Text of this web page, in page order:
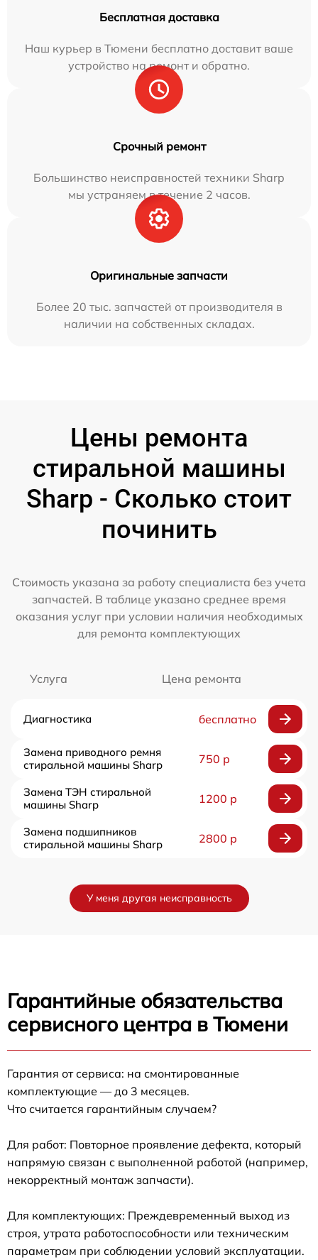
Бесплатная доставка
Наш курьер в Тюмени бесплатно доставит ваше
устройство на ремонт и обратно.
Срочный ремонт
Большинство неисправностей техники Sharp
мы устраняем в течение 2 часов.
Оригинальные запчасти
Более 20 тыс. запчастей от производителя в
наличии на собственных складах.
Цены ремонта
стиральной машины
Sharp - Сколько стоит
починить
Стоимость указана за работу специалиста без учета
запчастей. В таблице указано среднее время
оказания услуг при условии наличия необходимых
для ремонта комплектующих
Услуга Цена ремонта
Диагностика бесплатно
Замена приводного ремня
стиральной машины Sharp
750 р
Замена ТЭН стиральной
машины Sharp
1200 р
Замена подшипников
стиральной машины Sharp
2800 р
У меня другая неисправность
Гарантийные обязательства
сервисного центра в Тюмени
Гарантия от сервиса: на смонтированные
комплектующие — до 3 месяцев.
Что считается гарантийным случаем?
Для работ: Повторное проявление дефекта, который
напрямую связан с выполненной работой (например,
некорректный монтаж запчасти).
Для комплектующих: Преждевременный выход из
строя, утрата работоспособности или техническим
параметрам при соблюдении условий эксплуатации.